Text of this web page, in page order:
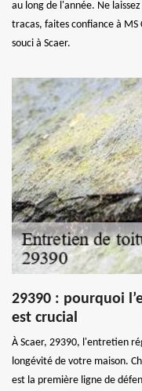
au long de l'année. Ne
tracas, faites confiance à
souci à Scaer.
29390 : pourquoi
est crucial
À Scaer, 29390, l'entretien
longévité de votre maison.
est la première ligne de